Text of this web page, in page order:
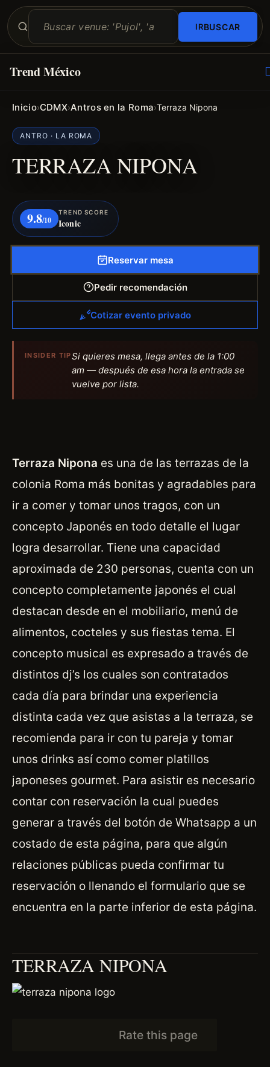
BUSCAR
Trend México
Inicio›CDMX›Antros en la Roma›Terraza Nipona
ANTRO · LA ROMA
TERRAZA NIPONA
9.8/10
TREND SCORE
Iconic
Reservar mesa
Pedir recomendación
Cotizar evento privado
INSIDER TIPSi quieres mesa, llega antes de la 1:00
am — después de esa hora la entrada se
vuelve por lista.
Terraza Nipona es una de las terrazas de la
colonia Roma más bonitas y agradables para
ir a comer y tomar unos tragos, con un
concepto Japonés en todo detalle el lugar
logra desarrollar. Tiene una capacidad
aproximada de 230 personas, cuenta con un
concepto completamente japonés el cual
destacan desde en el mobiliario, menú de
alimentos, cocteles y sus fiestas tema. El
concepto musical es expresado a través de
distintos dj’s los cuales son contratados
cada día para brindar una experiencia
distinta cada vez que asistas a la terraza, se
recomienda para ir con tu pareja y tomar
unos drinks así como comer platillos
japoneses gourmet. Para asistir es necesario
contar con reservación la cual puedes
generar a través del botón de Whatsapp a un
costado de esta página, para que algún
relaciones públicas pueda confirmar tu
reservación o llenando el formulario que se
encuentra en la parte inferior de esta página.
TERRAZA NIPONA
Rate this page